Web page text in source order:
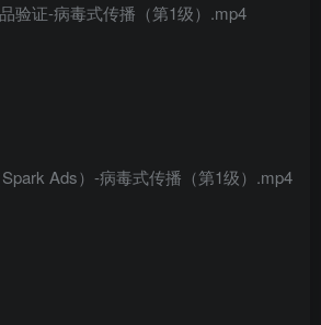
验证-病毒式传播（第1级）.mp4
Spark Ads）-病毒式传播（第1级）.mp4